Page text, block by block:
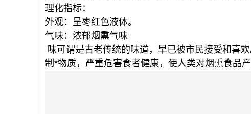
理化指标：
外观：呈枣红色液体。
气味：浓郁烟熏气味
味可谓是古老传统的味道，早已被市民接受和喜
制*物质，严重危害食者健康，使人类对烟熏食品